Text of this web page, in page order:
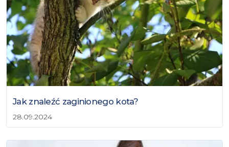
Jak znaleźć zaginionego kota?
28.09.2024